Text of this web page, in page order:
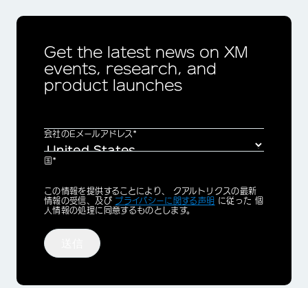
Get the latest news on XM
events, research, and
product launches
会社のEメールアドレス*
国*
Privacy
Optin
この情報を提供することにより、 クアルトリクスの最新
情報の受信、及び プライバシーに関する声明 に従った 個
人情報の処理に同意するものとします。